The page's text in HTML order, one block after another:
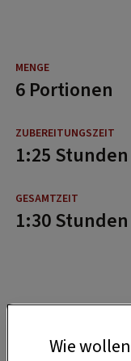
6 Portionen
1:25 Stunden
1:30 Stunden
Wie